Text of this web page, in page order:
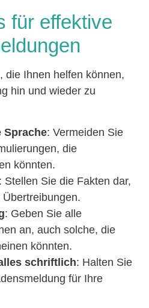
für effektive
die Ihnen helfen können,
hin und wieder zu
Sprache: Vermeiden Sie
die
könnten.
Stellen Sie die Fakten dar,
: Geben Sie alle
an, auch solche, die
könnten.
schriftlich: Halten Sie
für Ihre